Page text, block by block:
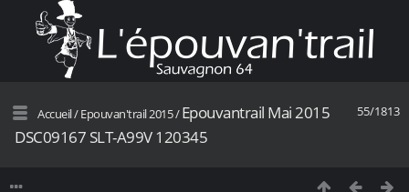
55/1813
Accueil/Epouvan'trail 2015/Epouvantrail Mai 2015
DSC09167 SLT-A99V 120345